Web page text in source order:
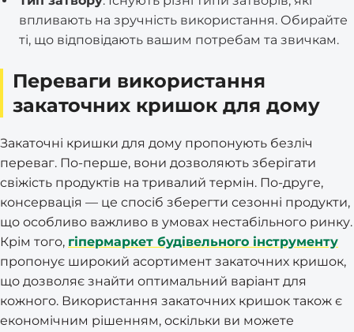
впливають на зручність використання. Обирайте
ті, що відповідають вашим потребам та звичкам.
Переваги використання
закаточних кришок для дому
Закаточні кришки для дому пропонують безліч
переваг. По-перше, вони дозволяють зберігати
свіжість продуктів на тривалий термін. По-друге,
консервація — це спосіб зберегти сезонні продукти,
що особливо важливо в умовах нестабільного ринку.
Крім того, гіпермаркет будівельного інструменту
пропонує широкий асортимент закаточних кришок,
що дозволяє знайти оптимальний варіант для
кожного. Використання закаточних кришок також є
економічним рішенням, оскільки ви можете